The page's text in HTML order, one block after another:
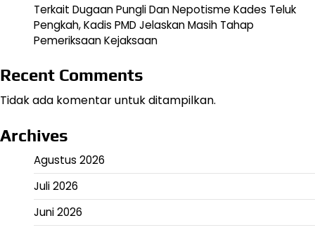
Terkait Dugaan Pungli Dan Nepotisme Kades Teluk
Pengkah, Kadis PMD Jelaskan Masih Tahap
Pemeriksaan Kejaksaan
Recent Comments
Tidak ada komentar untuk ditampilkan.
Archives
Agustus 2026
Juli 2026
Juni 2026